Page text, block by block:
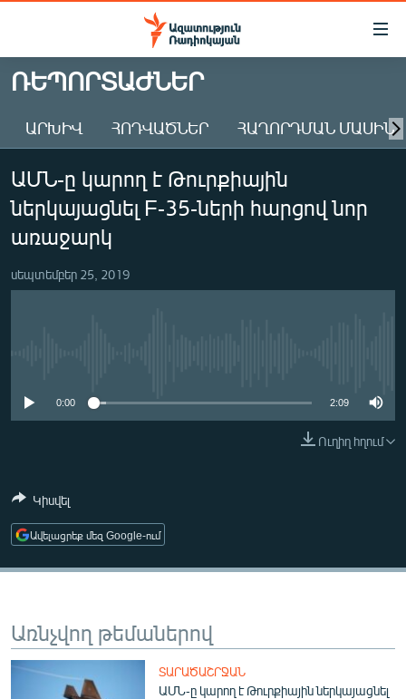
Մատչելիության
Անցնել
հիմնական
Անցնել
հիմնական
մենյուին
Որոնում
ԱԶԱՏՈՒԹՅՈՒՆ TV
ՀԱՅԱՍՏԱՆ
ԸՆՏՐՈՒԹՅՈՒՆՆԵՐ 2026
ԻՐԱՎՈՒՆՔ
ՏՆՏԵՍՈՒԹՅՈՒՆ
ՄԻՋԱԶԳԱՅԻՆ
ՄԵԿՆԱԲԱՆՈՒԹՅՈՒՆ
ՏՏ ԵՒ ԻՆՏԵՐՆԵՏ
ՏԵՍԱՆՅՈՒԹԵՐ
ԲԱՆԱՎԵՃ
ՌԵՊՈՐՏԱԺՆԵՐ
ԱՐԽԻՎ ՀՈԴՎԱԾՆԵՐ ՀԱՂՈՐԴՄԱՆ ՄԱՍԻՆ
ԱՄՆ-ը կարող է Թուրքիային
ներկայացնել F-35-ների հարցով նոր
առաջարկ
սեպտեմբեր 25, 2019
0:00 2:09
Ուղիղ հղում
Կիսվել
Ավելացրեք մեզ Google-ում
Առնչվող թեմաներով
ՏԱՐԱԾԱՇՐՋԱՆ
ԱՄՆ-ը կարող է Թուրքիային ներկայացնել